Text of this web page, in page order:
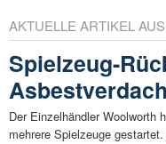
AKTUELLE ARTIKEL
Spielzeug-
Der Einzelhändler Woolworth
mehrere Spielzeuge